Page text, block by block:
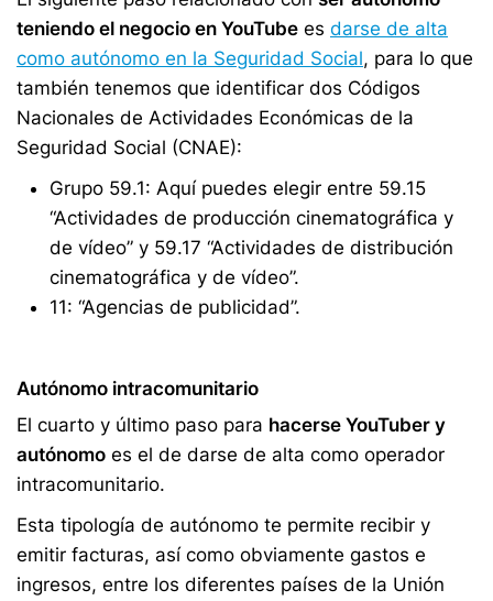
teniendo el negocio en YouTube es darse de alta
como autónomo en la Seguridad Social, para lo que
también tenemos que identificar dos Códigos
Nacionales de Actividades Económicas de la
Seguridad Social (CNAE):
Grupo 59.1: Aquí puedes elegir entre 59.15
“Actividades de producción cinematográfica y
de vídeo” y 59.17 “Actividades de distribución
cinematográfica y de vídeo”.
11: “Agencias de publicidad”.
Autónomo intracomunitario
El cuarto y último paso para hacerse YouTuber y
autónomo es el de darse de alta como operador
intracomunitario.
Esta tipología de autónomo te permite recibir y
emitir facturas, así como obviamente gastos e
ingresos, entre los diferentes países de la Unión